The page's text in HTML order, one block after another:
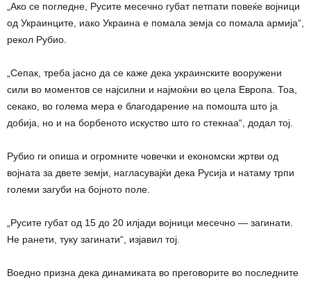
„Ако се погледне, Русите месечно губат петпати повеќе војници
од Украинците, иако Украина е помала земја со помала армија“,
рекол Рубио.
„Сепак, треба јасно да се каже дека украинските вооружени
сили во моментов се најсилни и најмоќни во цела Европа. Тоа,
секако, во голема мера е благодарение на помошта што ја
добија, но и на борбеното искуство што го стекнаа“, додал тој.
Рубио ги опиша и огромните човечки и економски жртви од
војната за двете земји, нагласувајќи дека Русија и натаму трпи
големи загуби на бојното поле.
„Русите губат од 15 до 20 илјади војници месечно — загинати.
Не ранети, туку загинати“, изјавил тој.
Воедно призна дека динамиката во преговорите во последните